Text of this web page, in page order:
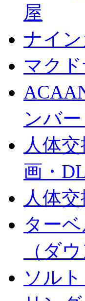
屋
ナイ
マク
ンバ
人体
画・DL
人体
ター
（ダ
ソル